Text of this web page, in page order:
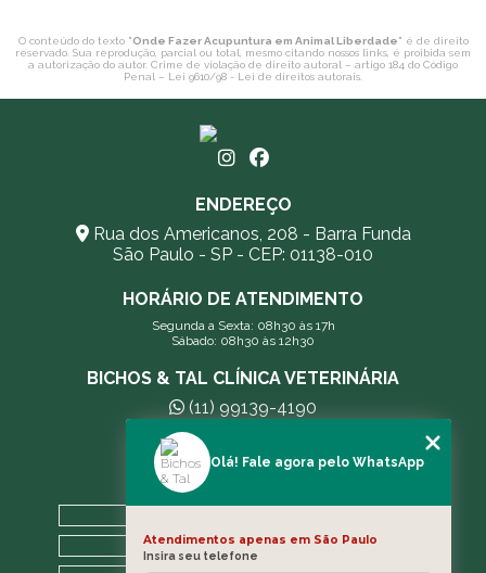
O conteúdo do texto "Onde Fazer Acupuntura em Animal Liberdade" é de direito
reservado. Sua reprodução, parcial ou total, mesmo citando nossos links, é proibida sem
a autorização do autor. Crime de violação de direito autoral – artigo 184 do Código
Penal – Lei 9610/98 - Lei de direitos autorais.
ENDEREÇO
Rua dos Americanos, 208 - Barra Funda
São Paulo - SP - CEP: 01138-010
HORÁRIO DE ATENDIMENTO
Segunda a Sexta: 08h30 às 17h
Sábado: 08h30 às 12h30
BICHOS & TAL CLÍNICA VETERINÁRIA
(11) 99139-4190
andreleecitti5@gmail.com
A CLÍNICA
Olá! Fale agora pelo WhatsApp
Atendimentos apenas em São Paulo
Insira seu telefone